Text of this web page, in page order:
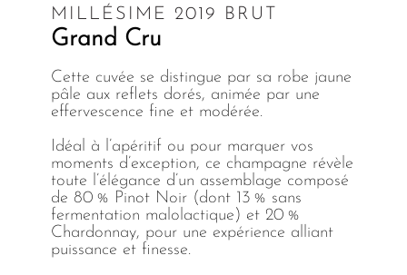
MILLÉSIME 2019 BRUT
Grand Cru
Cette cuvée se distingue par sa robe jaune
pâle aux reflets dorés, animée par une
effervescence fine et modérée.
Idéal à l’apéritif ou pour marquer vos
moments d’exception, ce champagne révèle
toute l’élégance d’un assemblage composé
de 80 % Pinot Noir (dont 13 % sans
fermentation malolactique) et 20 %
Chardonnay, pour une expérience alliant
puissance et finesse.